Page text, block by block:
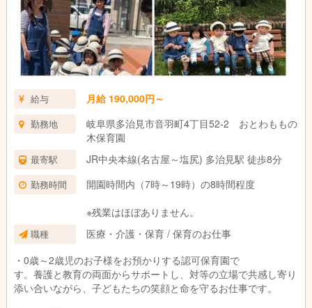
給与 月給 190,000円～
勤務地
岐阜県多治見市音羽町4丁目52-2 おとわももの
木保育園
最寄駅 JR中央本線(名古屋～塩尻) 多治見駅 徒歩8分
勤務時間
開園時間内（7時～19時）の8時間程度
※残業はほぼありません。
職種
医療・介護・保育 / 保育のお仕事
・0歳～2歳児のお子様をお預かりする認可保育園で
す。養護と教育の両面からサポートし、対等の立場で共感し寄り
添い合いながら、子どもたちの笑顔と命を守るお仕事です。